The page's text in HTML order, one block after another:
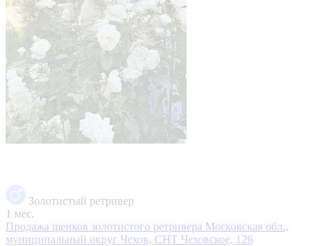
Золотистый ретривер
1 мес.
Продажа щенков золотистого ретривера Московская обл.,
муниципальный округ Чехов, СНТ Чеховское, 126